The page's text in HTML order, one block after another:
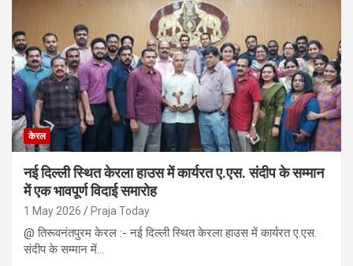
केरल
नई दिल्ली स्थित केरला हाउस में कार्यरत ए.एस. संदीप के सम्मान
में एक भावपूर्ण विदाई समारोह
1 May 2026 Praja Today
@ तिरूवनंतपुरम केरल :- नई दिल्ली स्थित केरला हाउस में कार्यरत ए.एस.
संदीप के सम्मान में…